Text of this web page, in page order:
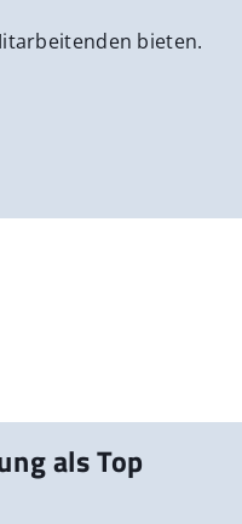
bieten.
als Top